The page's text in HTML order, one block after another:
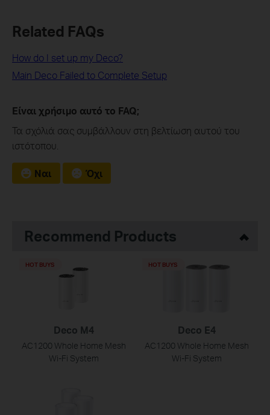
Related FAQs
How do I set up my Deco?
Main Deco Failed to Complete Setup
Είναι χρήσιμο αυτό το FAQ;
Τα σχόλιά σας συμβάλλουν στη βελτίωση αυτού του
ιστότοπου.
Ναι Όχι
Recommend Products
Deco M4
AC1200 Whole Home Mesh
Wi-Fi System
HOT BUYS
Deco E4
AC1200 Whole Home Mesh
Wi-Fi System
HOT BUYS